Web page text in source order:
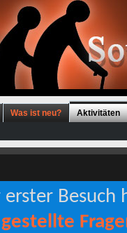
Was ist neu? Aktivitäten
Besuch